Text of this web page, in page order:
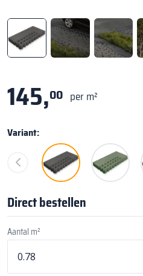
145,00 per m²
Variant:
Direct bestellen
Aantal m²